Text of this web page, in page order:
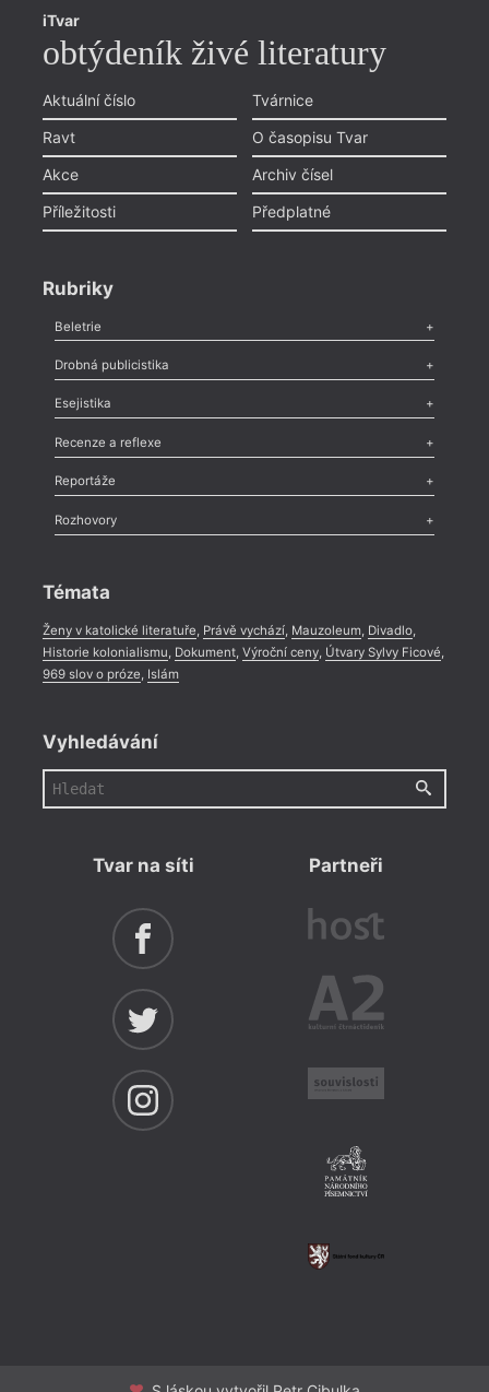
iTvar
obtýdeník živé literatury
Aktuální číslo
Ravt
Akce
Příležitosti
Tvárnice
O časopisu Tvar
Archiv čísel
Předplatné
Rubriky
Beletrie
Poezie,Próza,Dokumenty
Drobná publicistika
Odlesk
Nekrolog,Glosa,Sloupek,Pozvánka,Literární soutěž,
Esejistika
Esej , Pádlo,Úvaha
Recenze a reflexe
Recenze
Méně slov o próze,Celá rubrika
Reportáže
Literární zítřky
Celá rubrika
Rozhovory
Témata
Ženy v katolické literatuře Právě vychází, Mauzoleum, Divadlo,
Historie kolonialismu Dokument, Výroční ceny, Útvary Sylvy Ficové
969 slov o próze Islám
Vyhledávání
Tvar na síti Partneři